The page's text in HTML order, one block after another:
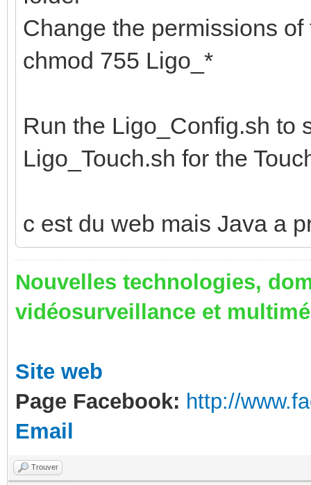
Change the permissions
chmod 755 Ligo_*
Run the Ligo_Config.sh to
Ligo_Touch.sh for the
c est du web mais Java a
Nouvelles technologies,
vidéosurveillance et
Site web
Page Facebook: http://
Email
Trouver